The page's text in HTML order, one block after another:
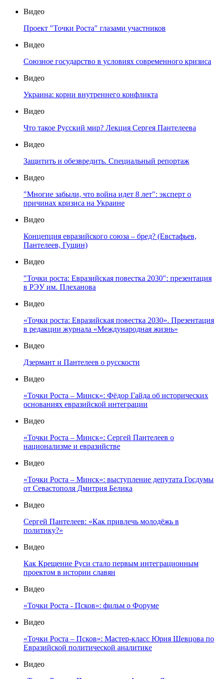
Видео
Проект "Точки Роста" глазами участников
Видео
Союзное государство в условиях современного кризиса
Видео
Украина: корни внутреннего конфликта
Видео
Что такое Русский мир? Лекция Сергея Пантелеева
Видео
Защитить и обезвредить. Специальный репортаж
Видео
"Многие забыли, что война идет 8 лет": эксперт о
причинах кризиса на Украине
Видео
Концепция евразийского союза – бред? (Евстафьев,
Пантелеев, Гущин)
Видео
"Точки роста: Евразийская повестка 2030": презентация
в РЭУ им. Плеханова
Видео
«Точки роста: Евразийская повестка 2030». Презентация
в редакции журнала «Международная жизнь»
Видео
Дзермант и Пантелеев о русскости
Видео
«Точки Роста – Минск»: Фёдор Гайда об исторических
основаниях евразийской интеграции
Видео
«Точки Роста – Минск»: Сергей Пантелеев о
национализме и евразийстве
Видео
«Точки Роста – Минск»: выступление депутата Госдумы
от Севастополя Дмитрия Белика
Видео
Сергей Пантелеев: «Как привлечь молодёжь в
политику?»
Видео
Как Крещение Руси стало первым интеграционным
проектом в истории славян
Видео
«Точки Роста - Псков»: фильм о Форуме
Видео
«Точки Роста – Псков»: Мастер-класс Юрия Шевцова по
Евразийской политической аналитике
Видео